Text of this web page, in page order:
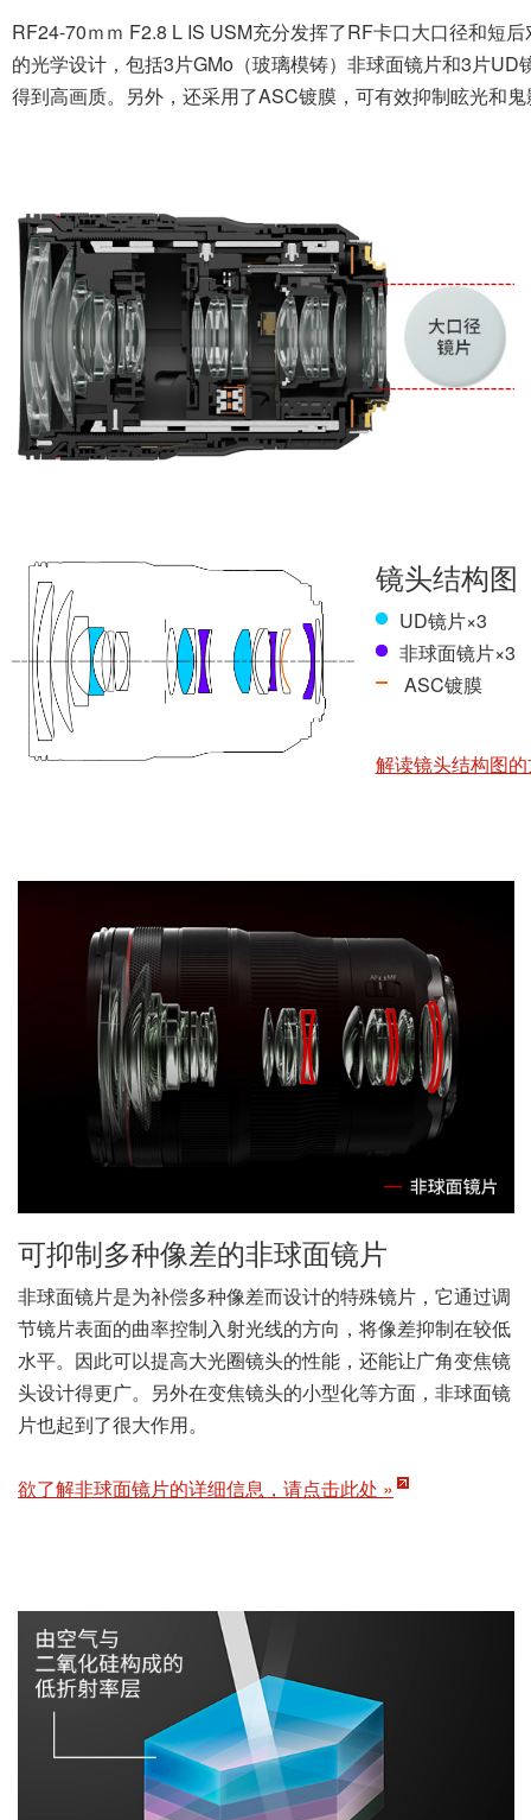
从画面中心到周边的专业级高画质
镜头结构图
UD镜片×3
非球面镜片×3
ASC镀膜
解读镜头结构图
可抑制多种像差的非球面镜片
非球面镜片是为补偿多种像差而设计的特殊镜片，它通过调
节镜片表面的曲率控制入射光线的方向，将像差抑制在较低
水平。因此可以提高大光圈镜头的性能，还能让广角变焦镜